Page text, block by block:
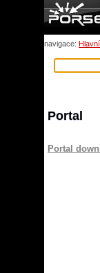
navigace:
Portal
Portal